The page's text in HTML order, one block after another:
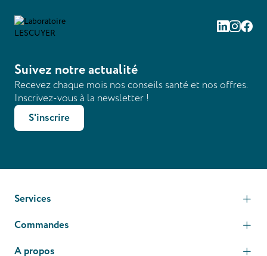
Linkedin
Suivez notre actualité
Recevez chaque mois nos conseils santé et nos offres.
Inscrivez-vous à la newsletter !
S'inscrire
Services
Commandes
A propos